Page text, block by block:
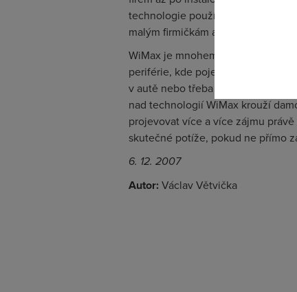
technologie používá volné
malým firmičkám a jednotlivcům,
WiMax je mnohem
periférie, kde pojem mobilní
v autě nebo třeba ve vlaku, je
nad technologií WiMax krouží
projevovat více a více zájmu
skutečné potíže, pokud ne přímo
6. 12. 2007
Autor: Václav Větvička